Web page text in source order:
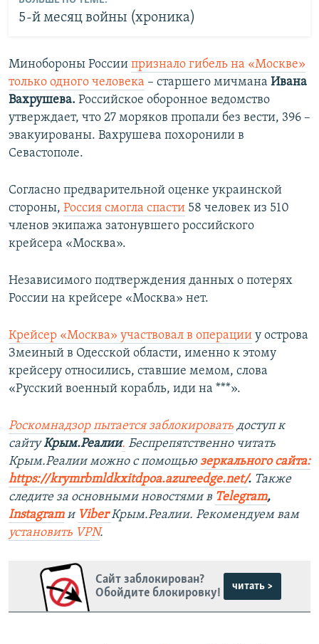
5-й месяц войны (хроника)
Минобороны России признало гибель на «Москве»
только одного человека – старшего мичмана Ивана
Вахрушева. Российское оборонное ведомство
утверждает, что 27 моряков пропали без вести, 396 –
эвакуированы. Вахрушева похоронили в
Севастополе.
Согласно предварительной оценке украинской
стороны, Россия смогла спасти 58 человек из 510
членов экипажа затонувшего российского
крейсера «Москва».
Независимого подтверждения данных о потерях
России на крейсере «Москва» нет.
Крейсер «Москва» участвовал в операции у острова
Змеиный в Одесской области, именно к этому
крейсеру относились, ставшие мемом, слова
«Русский военный корабль, иди на ***».
Роскомнадзор пытается заблокировать доступ к
сайтуКрым.Реалии. Беспрепятственно читать
Крым.Реалии можно с помощью зеркального сайта:
https://krymrbmldkxitdpoa.azureedge.net/. Также
следите за основными новостями в Telegram,
Instagramи ViberКрым.Реалии. Рекомендуем вам
установить VPN.
Сайт заблокирован?
Обойдите блокировку!
читать >